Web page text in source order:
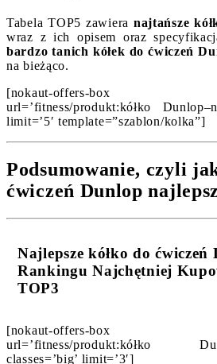
Tabela TOP5 zawiera najtańsze
wraz z ich opisem oraz
bardzo tanich kółek do ćwiczeń
na bieżąco.
[nokaut-offers-box
url=’fitness/produkt:kółko
limit=’5′ template=”szablon/kolka”]
Podsumowanie, czyli
ćwiczeń Dunlop
Najlepsze kółko do ćwiczeń
Rankingu Najchętniej
TOP3
[nokaut-offers-box
url=’fitness/produkt:kółko
classes=’big’ limit=’3′]